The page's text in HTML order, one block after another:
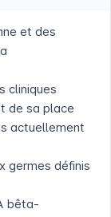
et des
cliniques
de sa place
actuellement
germes définis
bêta-